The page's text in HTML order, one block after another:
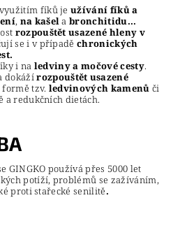
využitím fíků jeužívání fíků a
, na kašelabronchitidu...
rozpouštět usazené hleny v
se i v případěchronických
i na ledviny a močové cesty.
dokážírozpouštět usazené
formě tzv. ledvinových kamenů či
a redukčních dietách.
GINGKO používá přes 5000 let
potíží, problémů se zažíváním,
proti stařecké senilitě.